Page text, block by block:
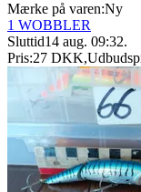
Mærke på varen:Ny
1 WOBBLER
Sluttid14 aug. 09:32.
Pris:27 DKK,